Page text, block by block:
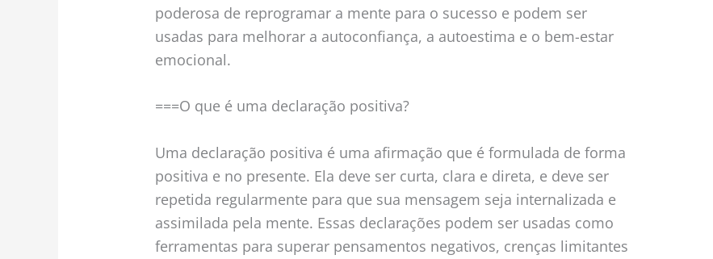
poderosa de reprogramar a mente para o sucesso e podem ser
usadas para melhorar a autoconfiança, a autoestima e o bem-estar
emocional.
===O que é uma declaração positiva?
Uma declaração positiva é uma afirmação que é formulada de forma
positiva e no presente. Ela deve ser curta, clara e direta, e deve ser
repetida regularmente para que sua mensagem seja internalizada e
assimilada pela mente. Essas declarações podem ser usadas como
ferramentas para superar pensamentos negativos, crenças limitantes